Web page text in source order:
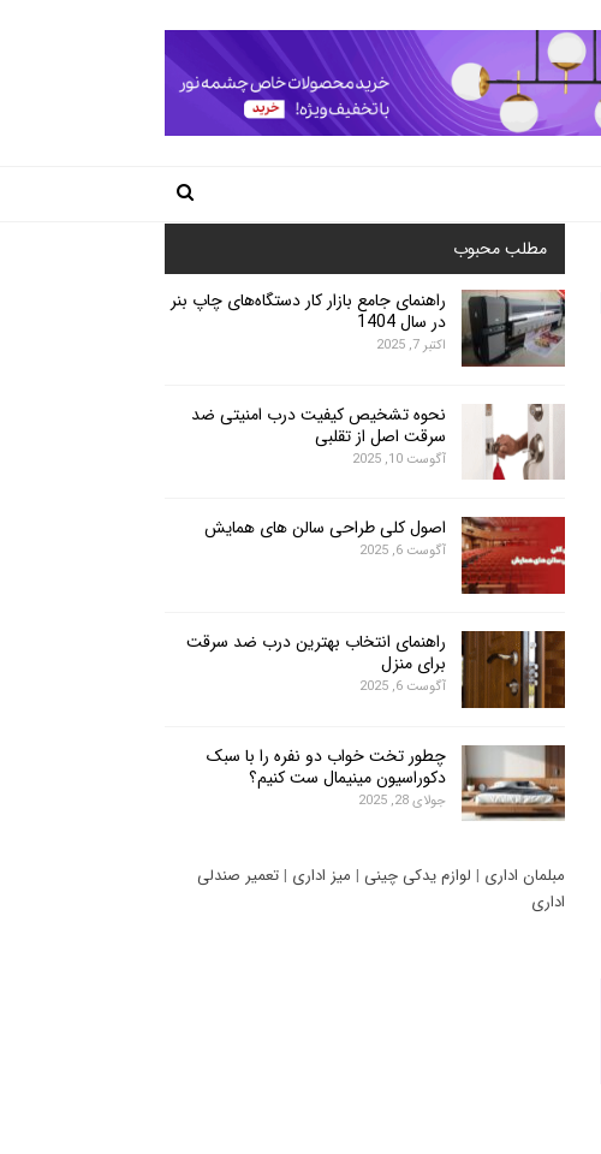
مطلب محبوب
راهنمای جامع بازار کار دستگاه‌های چاپ بنر
در سال 1404
اکتبر 7, 2025
نحوه تشخیص کیفیت درب امنیتی ضد
سرقت اصل از تقلبی
آگوست 10, 2025
اصول کلی طراحی سالن های همایش
آگوست 6, 2025
راهنمای انتخاب بهترین درب ضد سرقت
برای منزل
آگوست 6, 2025
چطور تخت خواب دو نفره را با سبک
دکوراسیون مینیمال ست کنیم؟
جولای 28, 2025
مبلمان اداری | لوازم یدکی چینی | میز اداری | تعمیر صندلی
اداری